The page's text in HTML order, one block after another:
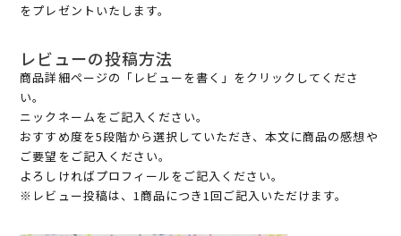
をプレゼントいたします。
レビューの投稿方法
商品詳細ページの「レビューを書く」をクリックしてくださ
い。
ニックネームをご記入ください。
おすすめ度を5段階から選択していただき、本文に商品の感想や
ご要望をご記入ください。
よろしければプロフィールをご記入ください。
※レビュー投稿は、1商品につき1回ご記入いただけます。